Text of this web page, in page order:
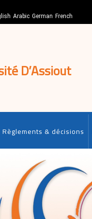
Arabic German French
D’Assiout
Règlements & décisions